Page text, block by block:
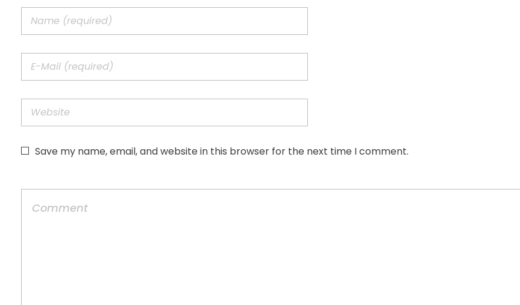
Save my name, email, and website in this browser for the next time I comment.